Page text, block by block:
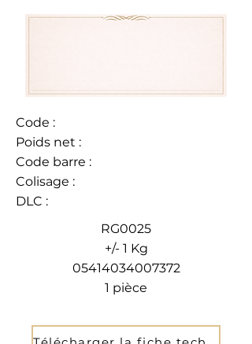
Code :
Poids net :
Code barre :
Colisage :
DLC :
RG0025
+/- 1 Kg
05414034007372
1 pièce